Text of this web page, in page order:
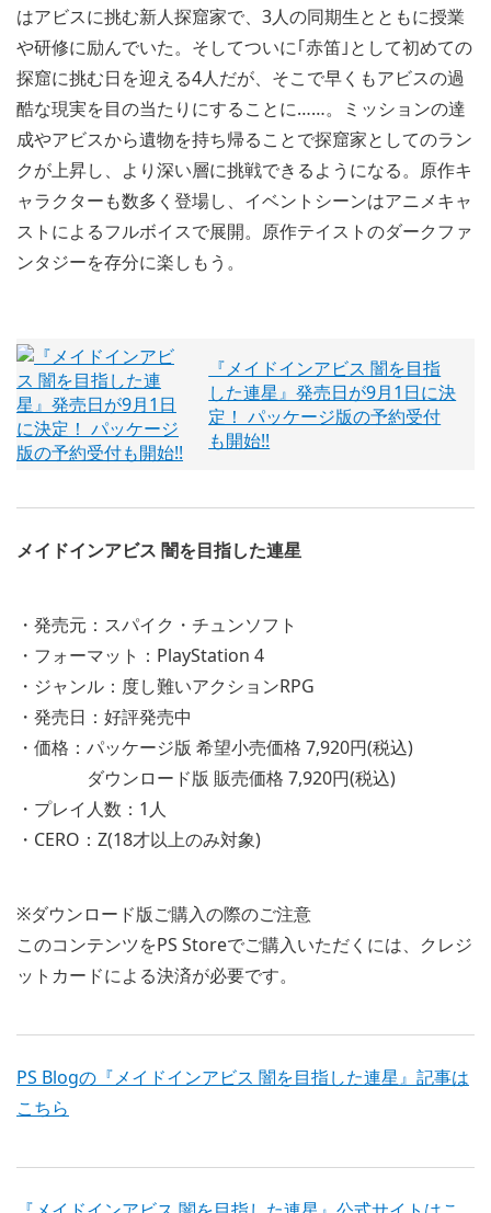
はアビスに挑む新人探窟家で、3人の同期生とともに授業
や研修に励んでいた。そしてついに｢赤笛｣として初めての
探窟に挑む日を迎える4人だが、そこで早くもアビスの過
酷な現実を目の当たりにすることに……。ミッションの達
成やアビスから遺物を持ち帰ることで探窟家としてのラン
クが上昇し、より深い層に挑戦できるようになる。原作キ
ャラクターも数多く登場し、イベントシーンはアニメキャ
ストによるフルボイスで展開。原作テイストのダークファ
ンタジーを存分に楽しもう。
『メイドインアビス 闇を目指
した連星』発売日が9月1日に決
定！ パッケージ版の予約受付
も開始!!
メイドインアビス 闇を目指した連星
・発売元：スパイク・チュンソフト
・フォーマット：PlayStation 4
・ジャンル：度し難いアクションRPG
・発売日：好評発売中
・価格：パッケージ版 希望小売価格 7,920円(税込)
ダウンロード版 販売価格 7,920円(税込)
・プレイ人数：1人
・CERO：Z(18才以上のみ対象)
※ダウンロード版ご購入の際のご注意
このコンテンツをPS Storeでご購入いただくには、クレジ
ットカードによる決済が必要です。
PS Blogの『メイドインアビス 闇を目指した連星』記事は
こちら